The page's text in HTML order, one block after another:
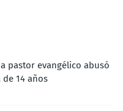
pastor evangélico abusó
14 años